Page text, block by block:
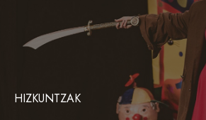
HIZKUNTZAK